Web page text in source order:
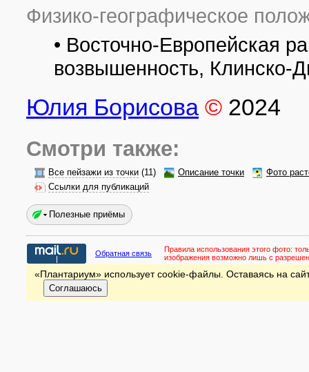
Физико-географическое
• Восточно-Европейская
возвышенность, Клинско-
Юлия Борисова © 2024
Смотри также:
Все пейзажи из точки (11) Описание точки
Фото
Ссылки для публикаций
Полезные приёмы
Обратная связь Правила использования этого фото:
изображения возможно лишь с
«Плантариум» использует cookie-файлы. Оставаясь на
Соглашаюсь